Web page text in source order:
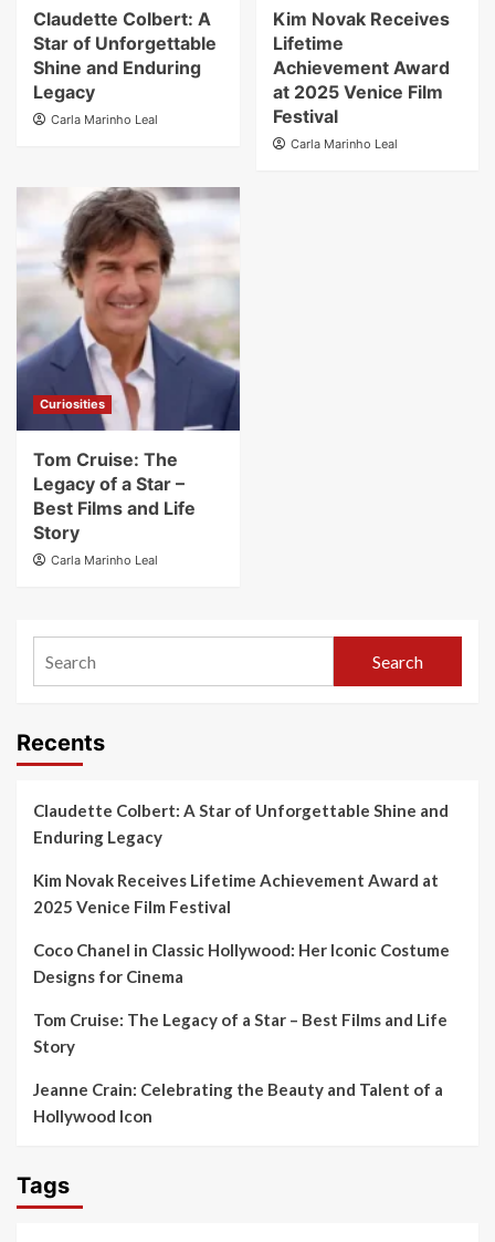
Claudette Colbert: A
Star of Unforgettable
Shine and Enduring
Legacy
Carla Marinho Leal
Kim Novak Receives
Lifetime
Achievement Award
at 2025 Venice Film
Festival
Carla Marinho Leal
Curiosities
Tom Cruise: The
Legacy of a Star –
Best Films and Life
Story
Carla Marinho Leal
Search
Recents
Claudette Colbert: A Star of Unforgettable Shine and
Enduring Legacy
Kim Novak Receives Lifetime Achievement Award at
2025 Venice Film Festival
Coco Chanel in Classic Hollywood: Her Iconic Costume
Designs for Cinema
Tom Cruise: The Legacy of a Star – Best Films and Life
Story
Jeanne Crain: Celebrating the Beauty and Talent of a
Hollywood Icon
Tags